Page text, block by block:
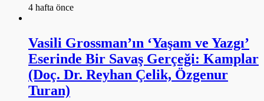
4 hafta önce
Vasili Grossman’ın ‘Yaşam ve Yazgı’
Eserinde Bir Savaş Gerçeği: Kamplar
(Doç. Dr. Reyhan Çelik, Özgenur
Turan)